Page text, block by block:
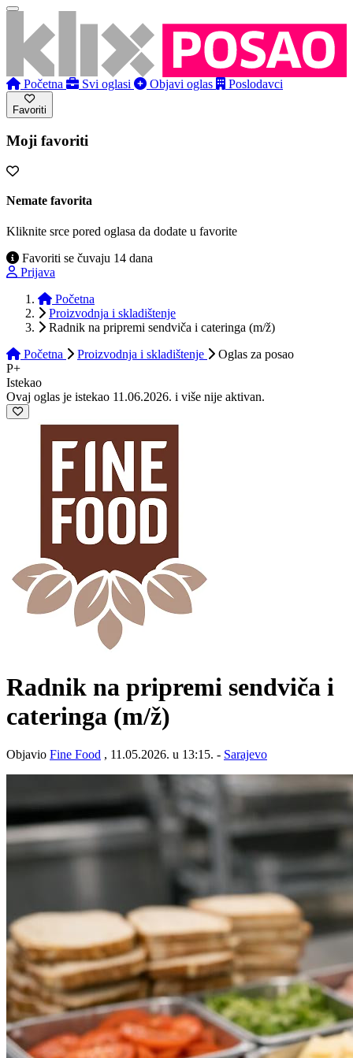
Početna Svi oglasi Objavi oglas Poslodavci
Favoriti
Moji favoriti
Nemate favorita
Kliknite srce pored oglasa da dodate u favorite
Favoriti se čuvaju 14 dana
Prijava
Početna
Proizvodnja i skladištenje
Radnik na pripremi sendviča i cateringa (m/ž)
Početna
Proizvodnja i skladištenje Oglas za posao
P+
Istekao
Ovaj oglas je istekao 11.06.2026. i više nije aktivan.
Radnik na pripremi sendviča i
cateringa (m/ž)
Objavio Fine Food , 11.05.2026. u 13:15. - Sarajevo